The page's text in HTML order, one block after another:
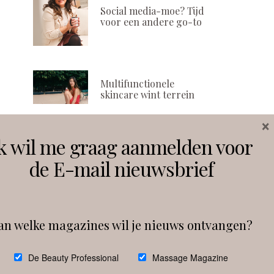
Social media-moe? Tijd
voor een andere go-to
Multifunctionele
skincare wint terrein
Volg ons
Follow on Instagram
wil me graag aanmelden voor
de E-mail nieuwsbrief
welke magazines wil je nieuws ontvangen?
De Beauty Professional Massage Magazine
×